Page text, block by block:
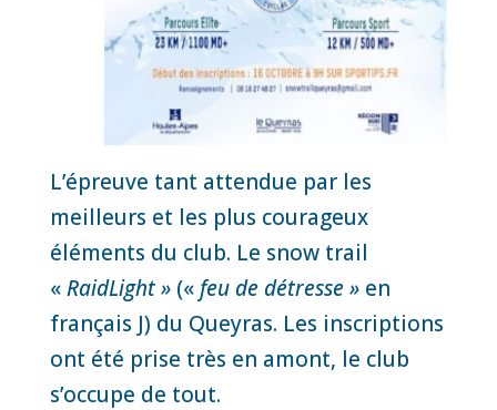
L’épreuve tant attendue par les
meilleurs et les plus courageux
éléments du club. Le snow trail
«RaidLight »(« feu de détresse »en
français J) du Queyras. Les inscriptions
ont été prise très en amont, le club
s’occupe de tout.